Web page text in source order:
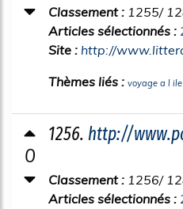
Classement : 1255/
Articles sélectionnés :
Site : http://
Thèmes liés : voyage a l
0
1256. http://
Classement : 1256/
Articles sélectionnés :